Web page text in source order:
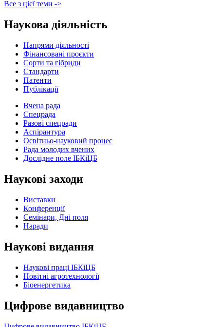
Все з цієї теми ->
Наукова діяльність
Напрями діяльності
Фінансовані проєкти
Сорти та гібриди
Стандарти
Патенти
Публікації
Вчена рада
Спецрада
Разові спецради
Аспірантура
Освітньо-науковий процес
Рада молодих вчених
Дослідне поле ІБКіЦБ
Наукові заходи
Виставки
Конференції
Семінари, Дні поля
Наради
Наукові видання
Наукові праці ІБКіЦБ
Новітні агротехнології
Бiоенергетика
Цифрове видавництво